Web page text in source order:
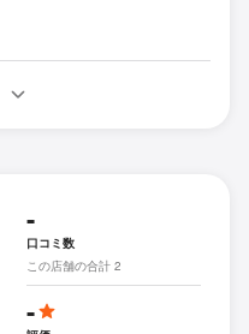
-
口コミ数
この店舗の合計 2
-